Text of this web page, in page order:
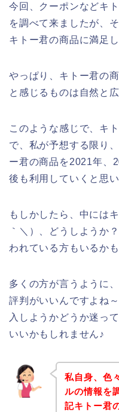
今回、クーポンなどキ
を調べて来ましたが、
キトー君の商品に満足
やっぱり、キトー君の
と感じるものは自然と
このような感じで、キ
で、私が予想する限り
ー君の商品を2021年、
後も利用していくと思
もしかしたら、中には
｀＼）、どうしようか
われている方もいるか
多くの方が言うように
評判がいいんですよね
入しようかどうか迷っ
いいかもしれません♪
私自身、色
ルの情報を
記キトー君